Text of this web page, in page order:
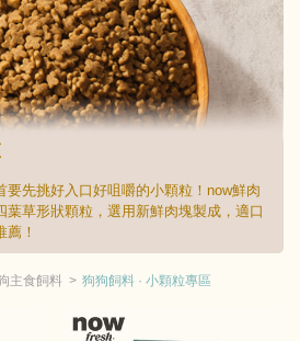
要先挑好入口好咀嚼的小顆粒！now鮮肉
葉草形狀顆粒，選用新鮮肉塊製成，適口
薦！
主食飼料 狗狗飼料 · 小顆粒專區
確定
確定